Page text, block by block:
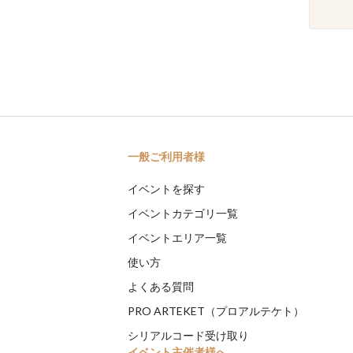
一般ご利用者様
イベントを探す
イベントカテゴリ一覧
イベントエリア一覧
使い方
よくある質問
PRO ARTEKET（プロアルテケト）
シリアルコード受け取り